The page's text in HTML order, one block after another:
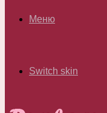
Меню
Switch skin